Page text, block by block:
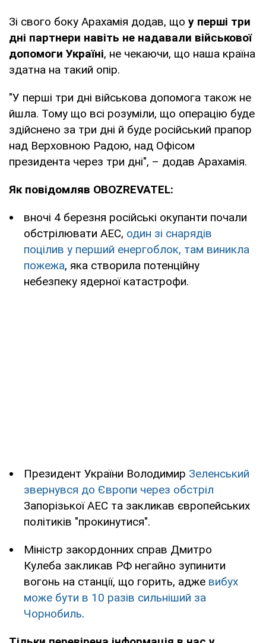
Зі свого боку Арахамія додав, що у перші три
дні партнери навіть не надавали військової
допомоги Україні, не чекаючи, що наша країна
здатна на такий опір.
"У перші три дні військова допомога також не
йшла. Тому що всі розуміли, що операцію буде
здійснено за три дні й буде російський прапор
над Верховною Радою, над Офісом
президента через три дні", – додав Арахамія.
Як повідомляв OBOZREVATEL:
вночі 4 березня російські окупанти почали
обстрілювати АЕС, один зі снарядів
поцілив у перший енергоблок, там виникла
пожежа, яка створила потенційну
небезпеку ядерної катастрофи.
Президент України Володимир Зеленський
звернувся до Європи через обстріл
Запорізької АЕС та закликав європейських
політиків "прокинутися".
Міністр закордонних справ Дмитро
Кулеба закликав РФ негайно зупинити
вогонь на станції, що горить, адже вибух
може бути в 10 разів сильніший за
Чорнобиль.